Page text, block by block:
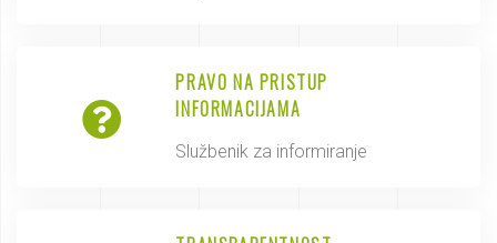
PRAVO NA PRISTUP
INFORMACIJAMA
Službenik za informiranje